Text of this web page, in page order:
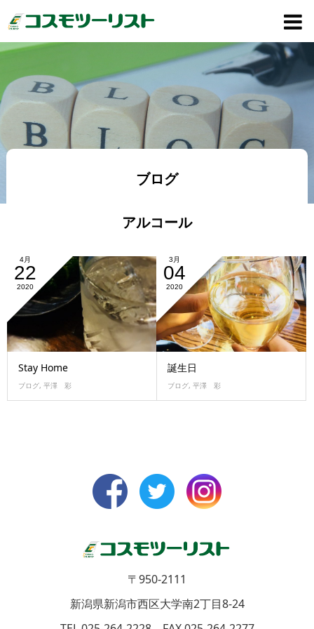
ブログ
アルコール
4月
22
2020
Stay Home
ブログ, 平澤 彩
3月
04
2020
誕生日
ブログ, 平澤 彩
〒950-2111
新潟県新潟市西区大学南2丁目8-24